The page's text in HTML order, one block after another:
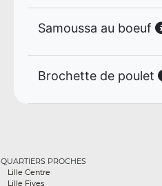
Samoussa au boeuf
Brochette de poulet
QUARTIERS PROCHES
Lille Centre
Lille Fives